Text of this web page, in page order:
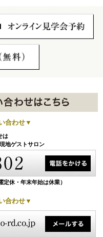
合わせ▼
は
地ゲストサロン
定休・年末年始は休業）
合わせ▼